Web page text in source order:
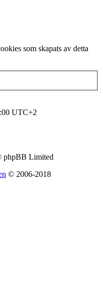
som skapats av detta
UTC+2
phpBB Limited
© 2006-2018